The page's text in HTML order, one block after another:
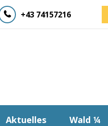
+43 74157216
Aktuelles Wald ¼